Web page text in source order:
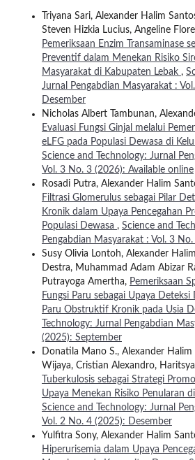
Triyana Sari, Alexander Halim
Steven Hizkia Lucius, Angeline
Pemeriksaan Enzim Transaminase
Preventif dalam Menekan Risiko
Masyarakat di Kabupaten Lebak ,
Jurnal Pengabdian Masyarakat :
Desember
Nicholas Albert Tambunan,
Evaluasi Fungsi Ginjal melalui
eLFG pada Populasi Dewasa di
Science and Technology: Jurnal
Vol. 3 No. 3 (2026): Available online
Rosadi Putra, Alexander Halim
Filtrasi Glomerulus sebagai Pilar
Kronik dalam Upaya Pencegahan
Populasi Dewasa , Science and
Pengabdian Masyarakat : Vol. 3
Susy Olivia Lontoh, Alexander
Destra, Muhammad Adam Abizar
Putrayoga Amertha, Pemeriksaan
Fungsi Paru sebagai Upaya
Paru Obstruktif Kronik pada Usia
Technology: Jurnal Pengabdian
(2025): September
Donatila Mano S., Alexander
Wijaya, Cristian Alexandro,
Tuberkulosis sebagai Strategi
Upaya Menekan Risiko Penularan
Science and Technology: Jurnal
Vol. 2 No. 4 (2025): Desember
Yulfitra Sony, Alexander Halim
Hiperurisemia dalam Upaya